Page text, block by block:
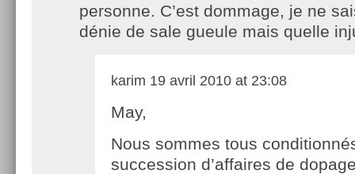
personne. C’est dommage, je ne
dénie de sale gueule mais quelle
karim 19 avril 2010 at 23:08
May,
Nous sommes tous
succession d’affaires de